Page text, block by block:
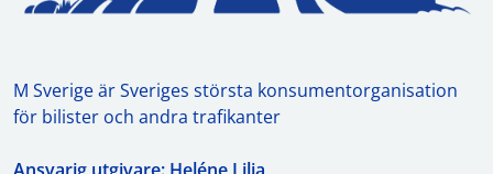
M Sverige är Sveriges största konsumentorganisation
för bilister och andra trafikanter